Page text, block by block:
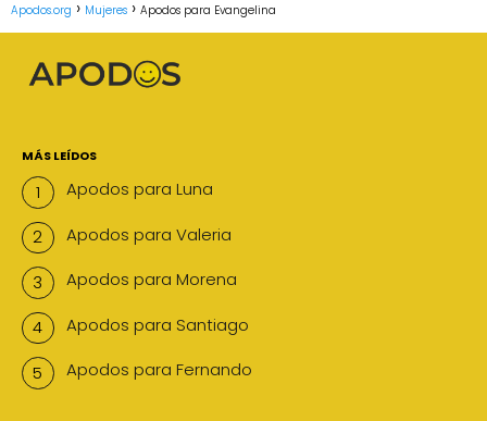
Apodos.org Mujeres Apodos para Evangelina
MÁS LEÍDOS
Apodos para Luna
Apodos para Valeria
Apodos para Morena
Apodos para Santiago
Apodos para Fernando